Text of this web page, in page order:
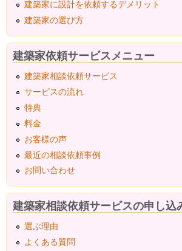
建築家に設計を依頼するデメリット
建築家の選び方
建築家依頼サービスメニュー
建築家相談依頼サービス
サービスの流れ
特典
料金
お客様の声
最近の相談依頼事例
お問い合わせ
建築家相談依頼サービスの申し込
選ぶ理由
よくある質問